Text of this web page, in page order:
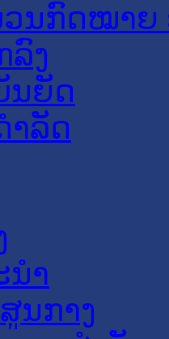
ນກົດໝາຍ
ລົງ
ນຍັດ
າລັດ
ນໍາ
ນກາງ